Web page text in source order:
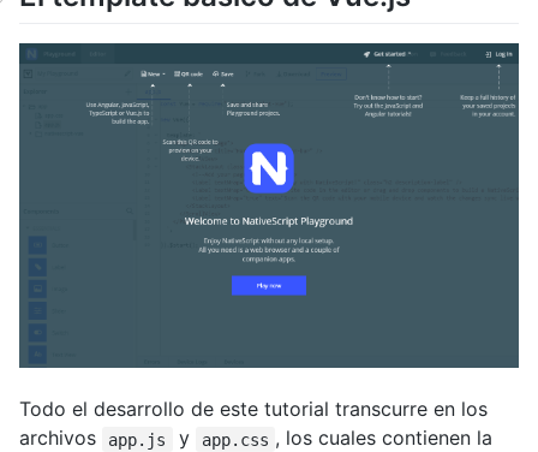
Todo el desarrollo de este tutorial transcurre en los
archivos
app.js y app.css , los cuales contienen la